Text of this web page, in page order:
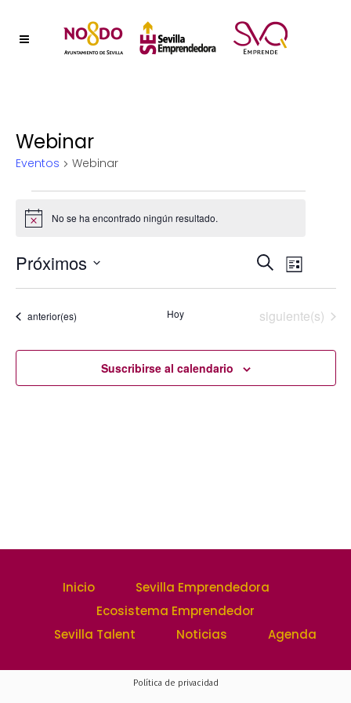
Webinar
Eventos Webinar
Eventos
Aviso No se ha encontrado ningún resultado.
de
Buscar
de
vistas
de
Lista
Próximos
Selecciona
fecha.
Eventos
anterior(es) Hoy Eventos
siguiente(s)
Suscribirse al calendario
Inicio
Sevilla Emprendedora
Ecosistema Emprendedor
Sevilla Talent
Noticias Agenda
Política de privacidad